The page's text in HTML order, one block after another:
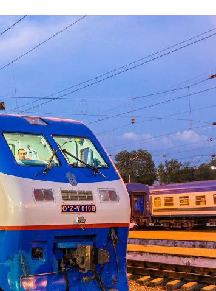
силу
международных
отраслей, динамика